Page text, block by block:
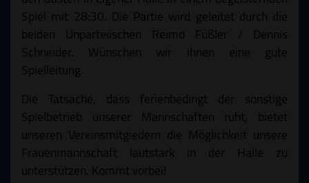
Spiel mit 28:30. Die Partie wird geleitet durch die
beiden Unparteiischen Reimo Füßler / Dennis
Schneider. Wünschen wir ihnen eine gute
Spielleitung.
Die Tatsache, dass ferienbedingt der sonstige
Spielbetrieb unserer Mannschaften ruht, bietet
unseren Vereinsmitgiedern die Möglichkeit unsere
Frauenmannschaft lautstark in der Halle zu
unterstützen. Kommt vorbei!